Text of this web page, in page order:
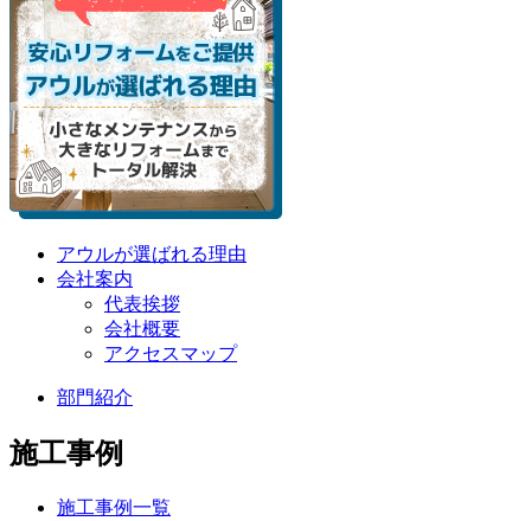
アウルが選ばれる理由
会社案内
代表挨拶
会社概要
アクセスマップ
部門紹介
施工事例
施工事例一覧